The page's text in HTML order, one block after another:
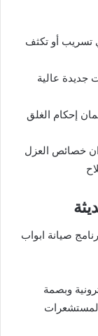
تسريب أو تكثف
جديدة عالية
إحكام الغلق
خصائص العزل
صيانة ابواب
وبصمة
المستشعرات